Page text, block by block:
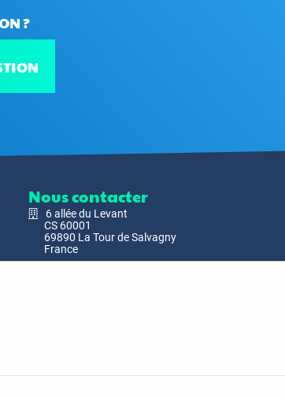
?
Nous contacter
6 allée du Levant
CS 60001
69890 La Tour de Salvagny
France